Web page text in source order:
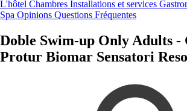
L'hôtel Chambres Installations et services
Spa Opinions Questions Fréquentes
Doble Swim-up Only Adults -
Protur Biomar Sensatori